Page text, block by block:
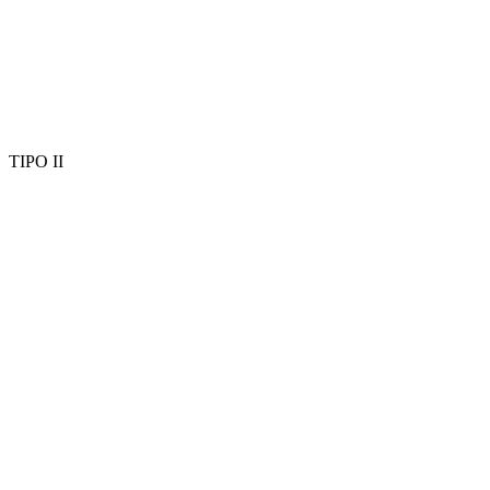
TIPO II